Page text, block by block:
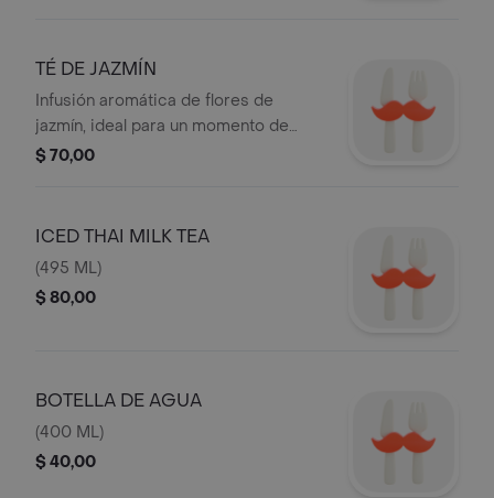
TÉ DE JAZMÍN
Infusión aromática de flores de
jazmín, ideal para un momento de
calma.
$ 70,00
ICED THAI MILK TEA
(495 ML)
$ 80,00
BOTELLA DE AGUA
(400 ML)
$ 40,00